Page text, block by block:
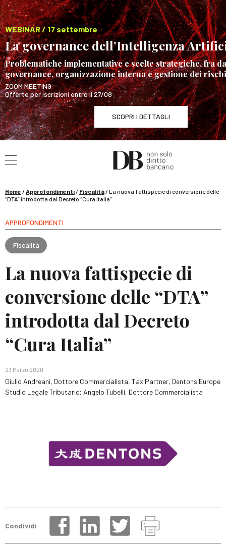
WEBINAR / 17 settembre
La governance dell’Intelligenza
Problematiche implementative e scelte strategiche, fra
governance, organizzazione interna e gestione dei rischi
ZOOM MEETING
Offerte per iscrizioni entro il 27/08
SCOPRI I DETTAGLI
WEBINAR / 17 settembre
La governance dell’Intelligenza Artificiale
SCOPRI I
Home /Approfondimenti/ Fiscalità/La nuova fattispecie di conversione delle
“DTA” introdotta dal Decreto “Cura Italia”
APPROFONDIMENTI
Fiscalità
La nuova fattispecie di
conversione delle “DTA”
introdotta dal Decreto
“Cura Italia”
23 Marzo 2020
Giulio Andreani, Dottore Commercialista, Tax Partner, Dentons Europe
Studio Legale Tributario; Angelo Tubelli, Dottore Commercialista
Condividi